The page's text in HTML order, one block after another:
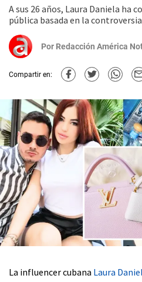
A sus 26 años, Laura Daniela ha
pública basada en la
Por Redacción América
Compartir en:
La influencer cubana Laura